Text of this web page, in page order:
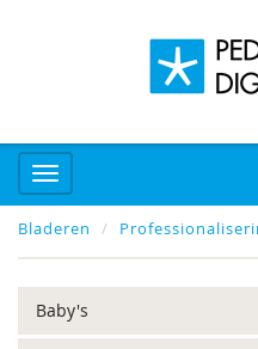
Bladeren
Baby's